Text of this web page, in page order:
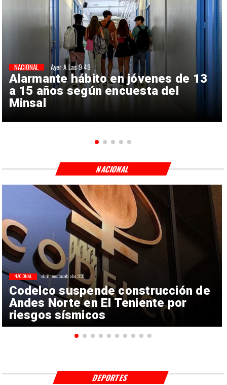
Alarmante hábito en jóvenes de 13
a 15 años según encuesta del
Minsal
NACIONAL Ayer A Las 9:49
Codelco suspende construcción de
Andes Norte en El Teniente por
riesgos sísmicos
NACIONAL el miércoles pasado a las 9:35
NACIONAL
DEPORTES